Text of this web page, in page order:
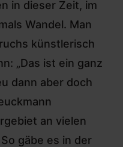
in dieser Zeit, im
Wandel. Man
künstlerisch
„Das ist ein ganz
dann aber doch
an vielen
gäbe es in der